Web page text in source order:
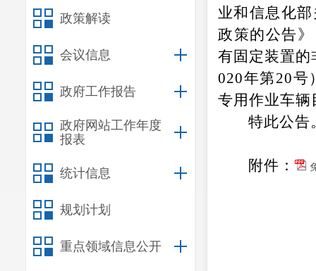
政策解读
会议信息
政府工作报告
政府网站工作年度
报表
统计信息
规划计划
重点领域信息公开
业和信息化
政策的公告
有固定装置
020年第20号
专用作业车
特此公告
附件：